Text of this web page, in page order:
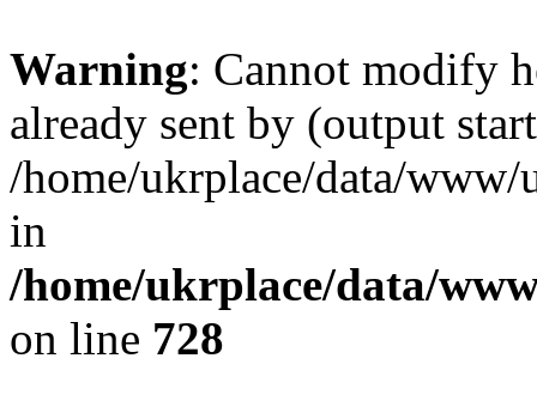
Warning: Cannot modify
already sent by (output
/home/ukrplace/data/
in
/home/ukrplace/data/
on line 728